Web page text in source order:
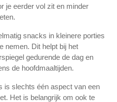
je eerder vol zit en minder
snacks in kleinere porties
nemen. Dit helpt bij het
gedurende de dag en
de hoofdmaaltijden.
is slechts één aspect van een
Het is belangrijk om ook te